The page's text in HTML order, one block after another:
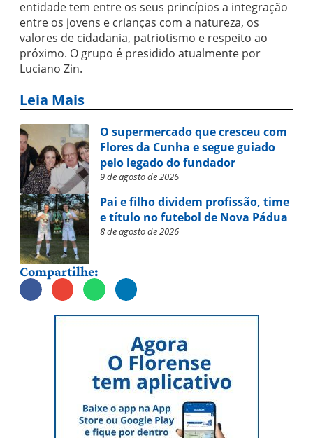
entidade tem entre os seus princípios a integração
entre os jovens e crianças com a natureza, os
valores de cidadania, patriotismo e respeito ao
próximo. O grupo é presidido atualmente por
Luciano Zin.
Leia Mais
O supermercado que cresceu com
Flores da Cunha e segue guiado
pelo legado do fundador
9 de agosto de 2026
Pai e filho dividem profissão, time
e título no futebol de Nova Pádua
8 de agosto de 2026
Compartilhe: